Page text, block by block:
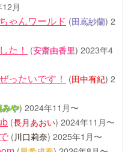
月
ゃんワールド (田嶌紗蘭) 2
た！ (安齋由香里) 2023年4
ったいです！ (田中有紀) 2
みや) 2024年11月〜
(長月あおい) 2024年11月〜
(川口莉奈) 2025年1月〜